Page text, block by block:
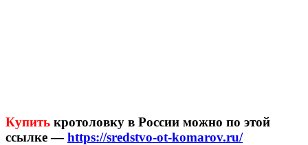
Купить кротоловку в России можно по этой
ссылке —https://sredstvo-ot-komarov.ru/